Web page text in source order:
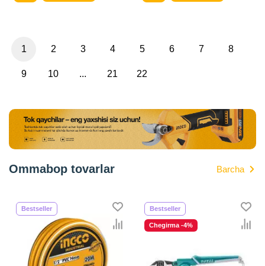
1 2 3 4 5 6 7 8
9 10 ... 21 22
Ommabop tovarlar Barcha
Bestseller Bestseller
Chegirma -4%